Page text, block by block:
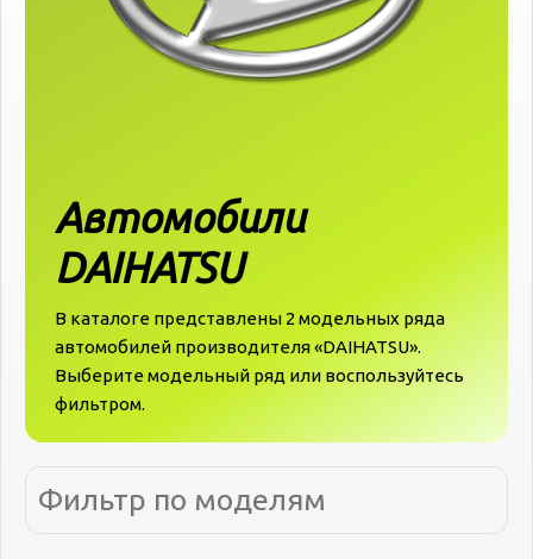
Автомобили
DAIHATSU
В каталоге представлены 2 модельных ряда
автомобилей производителя «‎‎DAIHATSU».
Выберите модельный ряд или воспользуйтесь
фильтром.